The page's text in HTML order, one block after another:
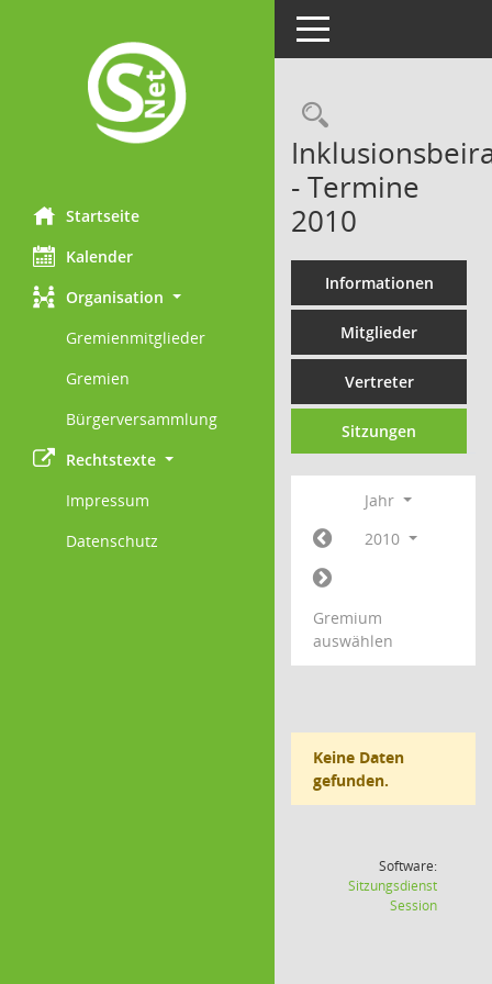
Startseite
Kalender
Organisation
Gremienmitglieder
Gremien
Bürgerversammlung
Rechtstexte
Impressum
Datenschutz
Toggle navigation
- Termine
2010
Informationen
Mitglieder
Vertreter
Sitzungen
Jahr
2010
Gremium
auswählen
Keine Daten
gefunden.
Software:
Sitzungsdienst
Session(Wird in